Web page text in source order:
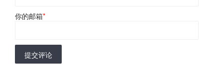
你的邮箱*
提交评论